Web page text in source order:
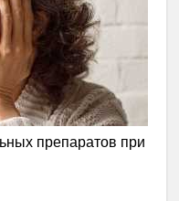
препаратов при